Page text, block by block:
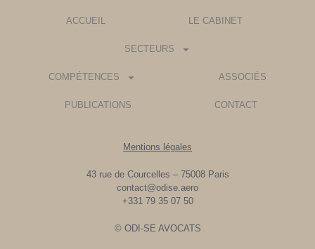
ACCUEIL LE CABINET
SECTEURS
COMPÉTENCES ASSOCIÉS
PUBLICATIONS CONTACT
Mentions légales
43 rue de Courcelles – 75008 Paris
contact@odise.aero
+331 79 35 07 50
© ODI-SE AVOCATS